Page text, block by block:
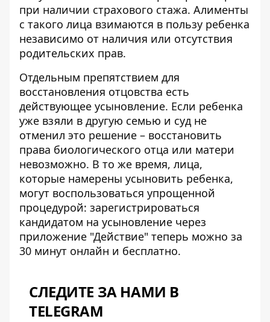
при наличии страхового стажа. Алименты
с такого лица взимаются в пользу ребенка
независимо от наличия или отсутствия
родительских прав.
Отдельным препятствием для
восстановления отцовства есть
действующее усыновление. Если ребенка
уже взяли в другую семью и суд не
отменил это решение – восстановить
права биологического отца или матери
невозможно. В то же время, лица,
которые намерены усыновить ребенка,
могут воспользоваться упрощенной
процедурой: зарегистрироваться
кандидатом на усыновление через
приложение "Действие" теперь можно за
30 минут онлайн и бесплатно.
СЛЕДИТЕ ЗА НАМИ В
TELEGRAM